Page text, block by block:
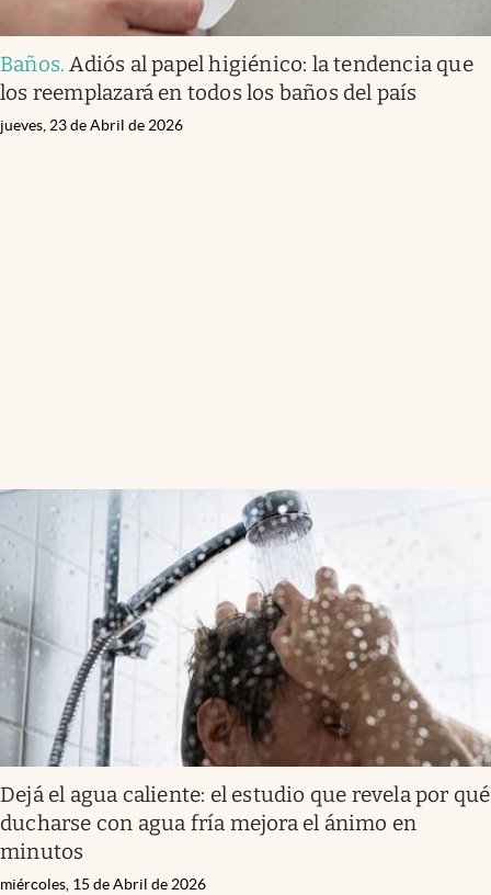
Baños.Adiós al papel higiénico: la tendencia que
los reemplazará en todos los baños del país
jueves, 23 de Abril de 2026
Dejá el agua caliente: el estudio que revela por qué
ducharse con agua fría mejora el ánimo en
minutos
miércoles, 15 de Abril de 2026